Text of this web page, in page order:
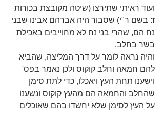
ועוד ראיתי שתירצו (שיטה מקובצת בכורות
ז: בשם ר"י) שסבור היה אברהם אבינו שבני
נח הם, שהרי בני נח לא מחוייבים באכילת
בשר בחלב.
והיה נראה לומר על דרך המליצה, שהביא
להם חמאה וחלב קוקוס ולכן נאמר בפס'
וישענו תחת העץ ויאכלו, כדי לתת סימן
שהחלב והחמאה הם מהעץ קוקוס ונשענו
על העץ לסימן שלא יחשדו בהם שאוכלים